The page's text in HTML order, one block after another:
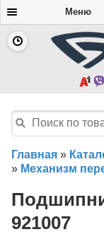
Меню
Главная »
» Механизм
921007